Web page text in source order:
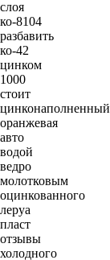
слоя
ко-8104
разбавить
ко-42
цинком
1000
стоит
цинконаполненный
оранжевая
авто
водой
ведро
молотковым
оцинкованного
леруа
пласт
отзывы
холодного